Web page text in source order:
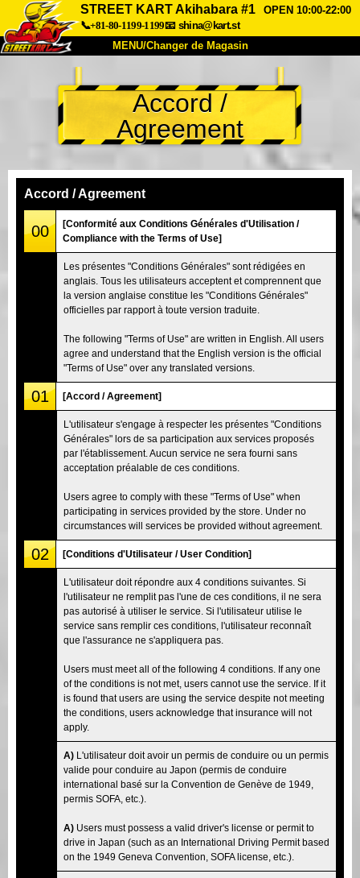
STREET KART Akihabara #1
OPEN 10:00-22:00
📞+81-80-1199-1199📧 shina@kart.st
MENU/Changer de Magasin
À Propos Caractéristiques Tarifs
Accès Avis FAQ
Réservation
Changer de Magasin
Tokyo Shinagawa
Tokyo Akihabara#2
Tokyo Shibuya Annexe Baie de Tokyo
Tokyo Asakusa Osaka
Accord /
Agreement
Accord / Agreement
00
[Conformité aux Conditions Générales d'Utilisation /
Compliance with the Terms of Use]
Les présentes "Conditions Générales" sont rédigées en
anglais. Tous les utilisateurs acceptent et comprennent que
la version anglaise constitue les "Conditions Générales"
officielles par rapport à toute version traduite.
The following "Terms of Use" are written in English. All users
agree and understand that the English version is the official
"Terms of Use" over any translated versions.
01 [Accord / Agreement]
L'utilisateur s'engage à respecter les présentes "Conditions
Générales" lors de sa participation aux services proposés
par l'établissement. Aucun service ne sera fourni sans
acceptation préalable de ces conditions.
Users agree to comply with these "Terms of Use" when
participating in services provided by the store. Under no
circumstances will services be provided without agreement.
02 [Conditions d'Utilisateur / User Condition]
L'utilisateur doit répondre aux 4 conditions suivantes. Si
l'utilisateur ne remplit pas l'une de ces conditions, il ne sera
pas autorisé à utiliser le service. Si l'utilisateur utilise le
service sans remplir ces conditions, l'utilisateur reconnaît
que l'assurance ne s'appliquera pas.
Users must meet all of the following 4 conditions. If any one
of the conditions is not met, users cannot use the service. If it
is found that users are using the service despite not meeting
the conditions, users acknowledge that insurance will not
apply.
A) L'utilisateur doit avoir un permis de conduire ou un permis
valide pour conduire au Japon (permis de conduire
international basé sur la Convention de Genève de 1949,
permis SOFA, etc.).
A) Users must possess a valid driver's license or permit to
drive in Japan (such as an International Driving Permit based
on the 1949 Geneva Convention, SOFA license, etc.).